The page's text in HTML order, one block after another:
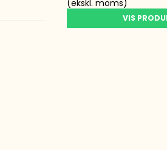
(ekskl. moms)
VIS